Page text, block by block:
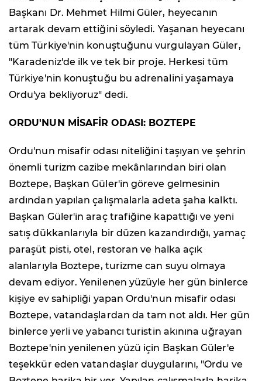
Başkanı Dr. Mehmet Hilmi Güler, heyecanın
artarak devam ettiğini söyledi. Yaşanan heyecanı
tüm Türkiye'nin konuştuğunu vurgulayan Güler,
"Karadeniz'de ilk ve tek bir proje. Herkesi tüm
Türkiye'nin konuştuğu bu adrenalini yaşamaya
Ordu'ya bekliyoruz" dedi.
ORDU'NUN MİSAFİR ODASI: BOZTEPE
Ordu'nun misafir odası niteliğini taşıyan ve şehrin
önemli turizm cazibe mekânlarından biri olan
Boztepe, Başkan Güler'in göreve gelmesinin
ardından yapılan çalışmalarla adeta şaha kalktı.
Başkan Güler'in araç trafiğine kapattığı ve yeni
satış dükkanlarıyla bir düzen kazandırdığı, yamaç
paraşüt pisti, otel, restoran ve halka açık
alanlarıyla Boztepe, turizme can suyu olmaya
devam ediyor. Yenilenen yüzüyle her gün binlerce
kişiye ev sahipliği yapan Ordu'nun misafir odası
Boztepe, vatandaşlardan da tam not aldı. Her gün
binlerce yerli ve yabancı turistin akınına uğrayan
Boztepe'nin yenilenen yüzü için Başkan Güler'e
teşekkür eden vatandaşlar duygularını, "Ordu ve